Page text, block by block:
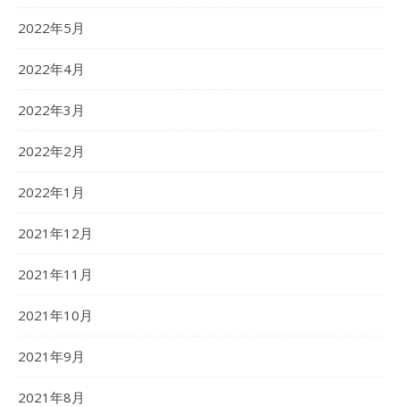
2022年5月
2022年4月
2022年3月
2022年2月
2022年1月
2021年12月
2021年11月
2021年10月
2021年9月
2021年8月